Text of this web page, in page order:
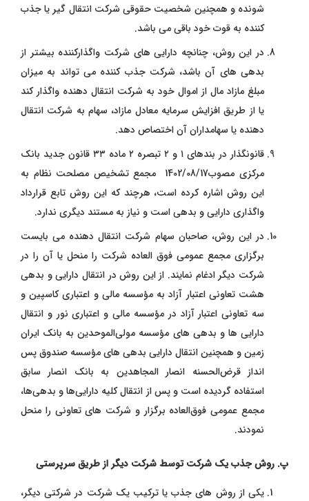
‌شونده و همچنین شخصیت حقوقی شرکت انتقال ‌گیر یا جذب
‌کننده به قوت خود باقی می‌ باشد.
در این روش، چنانچه دارایی‌ های شرکت واگذارکننده بیشتر از
بدهی‌ های آن باشد، شرکت جذب ‌کننده می ‌تواند به میزان
مبلغ مازاد مال از اموال خود به شرکت انتقال ‌دهنده واگذار کند
یا از طریق افزایش سرمایه معادل مازاد، سهام به شرکت انتقال
‌دهنده یا سهامداران آن اختصاص دهد.
قانونگذار در بندهای ۱ و ۲ تبصره ۲ ماده ۳۳ قانون جدید بانک
مرکزی مصوب1402/08/17 مجمع تشخیص مصلحت نظام به
این روش اشاره کرده است، هرچند که این روش تابع قرارداد
واگذاری دارایی و بدهی است و نیاز به مستند دیگری ندارد.
در این روش، صاحبان سهام شرکت انتقال‌ دهنده می ‌بایست
برگزاری مجمع عمومی فوق ‌العاده شرکت را منحل یا آن را در
شرکت دیگر ادغام نمایند. از این روش در انتقال دارایی و بدهی
هشت تعاونی اعتبار آزاد به مؤسسه مالی و اعتباری کاسپین و
سه تعاونی اعتبار آزاد در مؤسسه مالی و اعتباری نور و انتقال
دارایی ‌ها و بدهی ‌های مؤسسه مولی‌الموحدین به بانک ایران
زمین و همچنین انتقال دارایی بدهی ‌های مؤسسه صندوق پس
‌انداز قرض‌الحسنه انصار المجاهدین به بانک انصار سابق
استفاده گردیده است و پس از انتقال کلیه دارایی‌ها و بدهی‌ها،
مجمع عمومی فوق‌العاده برگزار و شرکت ‌های تعاونی را منحل
نمودند.
پ. روش جذب یک شرکت توسط شرکت دیگر از طریق سرپرستی
یکی از روش ‌های جذب یا ترکیب یک شرکت در شرکتی دیگر،